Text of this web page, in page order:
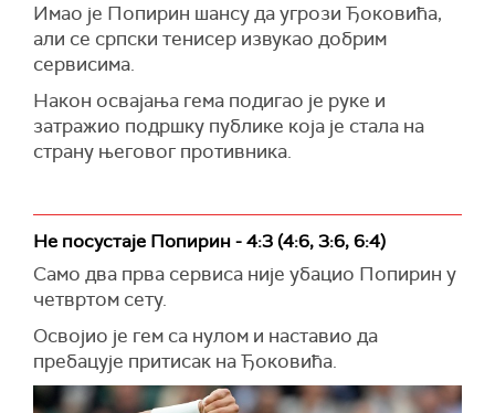
Имао је Попирин шансу да угрози Ђоковића,
али се српски тенисер извукао добрим
сервисима.
Након освајања гема подигао је руке и
затражио подршку публике која је стала на
страну његовог противника.
Не посустаје Попирин - 4:3 (4:6, 3:6, 6:4)
Само два прва сервиса није убацио Попирин у
четвртом сету.
Освојио је гем са нулом и наставио да
пребацује притисак на Ђоковића.